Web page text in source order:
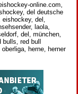
online.com,
del deutsche
del,
laola,
del, münchen,
bulls, red bull
herne, herner